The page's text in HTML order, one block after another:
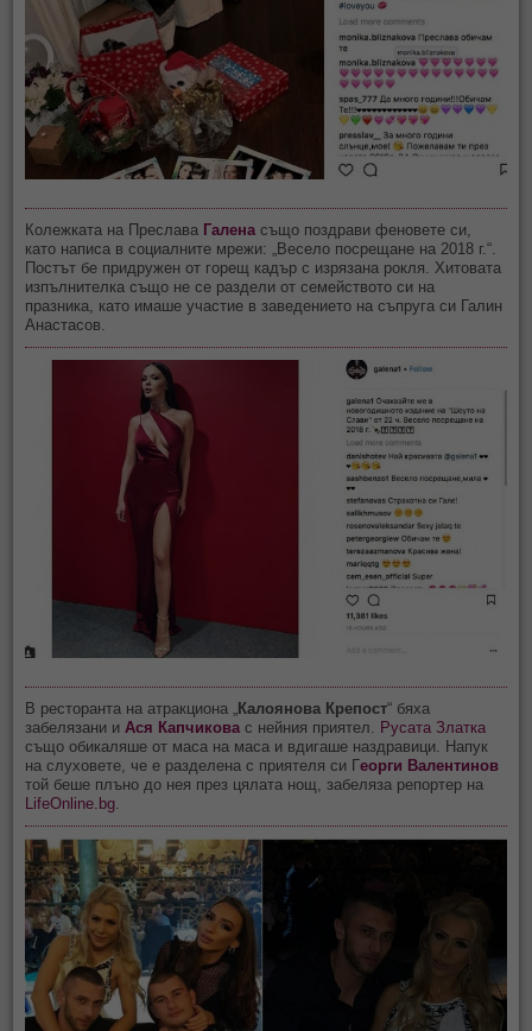
Колежката на Преслава Галенасъщо поздрави феновете си,
като написа в социалните мрежи: „Весело посрещане на 2018 г.“.
Постът бе придружен от горещ кадър с изрязана рокля. Хитовата
изпълнителка също не се раздели от семейството си на
празника, като имаше участие в заведението на съпруга си Галин
Анастасов.
В ресторанта на атракциона „ Калоянова Крепост“ бяха
забелязани иАся Капчиковас нейния приятел. Русата Златка
също обикаляше от маса на маса и вдигаше наздравици. Напук
на слуховете, че е разделена с приятеля си Георги Валентинов
той беше плъно до нея през цялата нощ, забеляза репортер на
LifeOnline.bg.